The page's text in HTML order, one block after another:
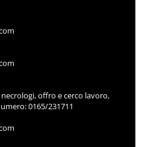
offro e cerco lavoro,
0165/231711